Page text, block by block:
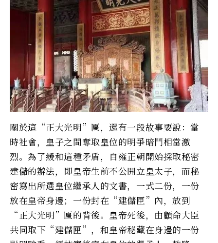
關於這“正大光明”匾，還有一段故事要說：當
時社會，皇子之間奪取皇位的明爭暗鬥相當激
烈。為了緩和這種矛盾，自雍正朝開始採取秘密
建儲的辦法，即皇帝生前不公開立皇太子，而秘
密寫出所選皇位繼承人的文書，一式二份，一份
放在皇帝身邊；一份封在“建儲匣”內，放到
“正大光明”匾的背後。皇帝死後，由顧命大臣
共同取下“建儲匣”，和皇帝秘藏在身邊的一份